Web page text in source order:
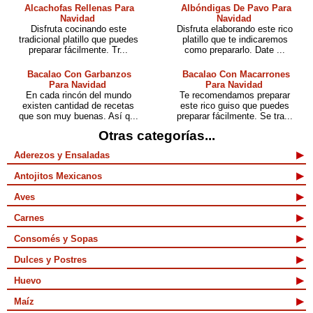
Alcachofas Rellenas Para
Navidad
Disfruta cocinando este
tradicional platillo que puedes
preparar fácilmente. Tr...
Albóndigas De Pavo Para
Navidad
Disfruta elaborando este rico
platillo que te indicaremos
como prepararlo. Date ...
Bacalao Con Garbanzos
Para Navidad
En cada rincón del mundo
existen cantidad de recetas
que son muy buenas. Así q...
Bacalao Con Macarrones
Para Navidad
Te recomendamos preparar
este rico guiso que puedes
preparar fácilmente. Se tra...
Otras categorías...
Aderezos y Ensaladas
Antojitos Mexicanos
Aves
Carnes
Consomés y Sopas
Dulces y Postres
Huevo
Maíz